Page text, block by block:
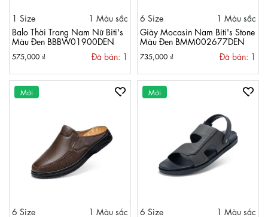
1 Size
1 Màu sắc
Balo Thời Trang Nam Nữ Biti's
Màu Đen BBBW01900DEN
575,000 ₫ Đã bán: 1
6 Size
1 Màu sắc
Giày Mocasin Nam Biti's Stone
Màu Đen BMM002677DEN
735,000 ₫ Đã bán: 1
Mới
6 Size
1 Màu sắc
Mới
6 Size
1 Màu sắc